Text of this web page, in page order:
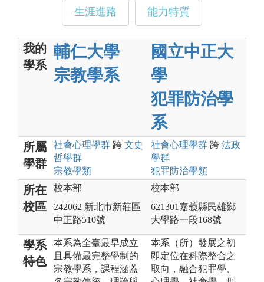
生涯進路 能力特質
我的
學系
輔仁大學
宗教學系
國立中正大
學
犯罪防治學
系
所屬
學群
社會心理學群 跨 文史
哲學群
宗教學類
社會心理學群 跨 法政
學群
犯罪防治學類
所在
校區
校本部
242062 新北市新莊區
中正路510號
校本部
621301嘉義縣民雄鄉
大學路一段168號
學系
特色
本系為全臺最早成立
且具備最完整學制的
宗教學系，課程涵蓋
本系（所）發展之初
即定位在科際整合之
取向，融合犯罪學、